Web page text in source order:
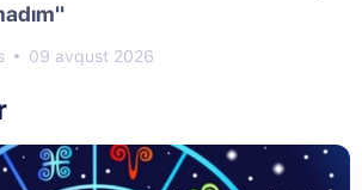
09 avqust 2026